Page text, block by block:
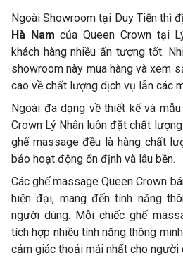
Ngoài Showroom tại Duy Tiến thì
Hà Nam của Queen Crown tại
khách hàng nhiều ấn tượng tốt.
showroom này mua hàng và xem
cao về chất lượng dịch vụ lẫn các
Ngoài đa dạng về thiết kế và
Crown Lý Nhân luôn đặt chất
ghế massage đều là hàng chất
bảo hoạt động ổn định và lâu bền.
Các ghế massage Queen Crown
hiện đại, mang đến tính năng
người dùng. Mỗi chiếc ghế
tích hợp nhiều tính năng thông
cảm giác thoải mái nhất cho người